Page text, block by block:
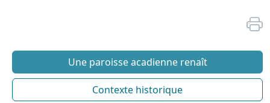
Une paroisse acadienne renaît
Contexte historique